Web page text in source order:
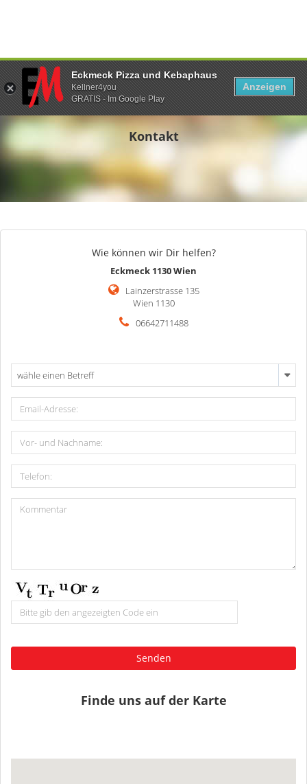
Kontakt
Wie können wir Dir helfen?
Eckmeck 1130 Wien
Lainzerstrasse 135
Wien 1130
06642711488
wähle einen Betreff
Senden
Finde uns auf der Karte
Eckmeck Pizza und Kebaphaus
Kellner4you
GRATIS - Im Google Play
Anzeigen